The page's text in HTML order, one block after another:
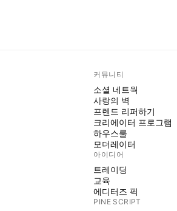
커뮤니티
소셜 네트웍
사랑의 벽
프렌드 리퍼하기
크리에이터 프로그램
하우스룰
모더레이터
아이디어
트레이딩
교육
에디터즈 픽
PINE SCRIPT